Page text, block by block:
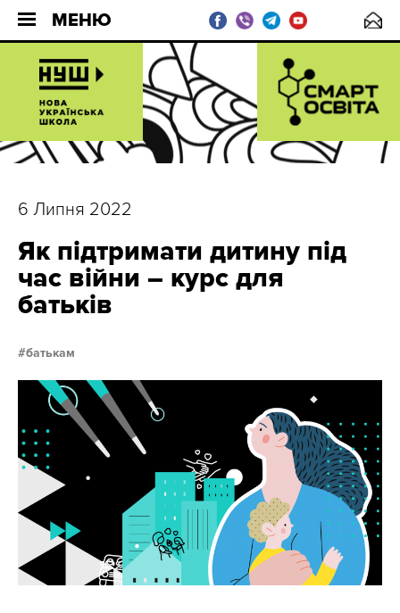
МЕНЮ
6 Липня 2022
Як підтримати дитину під
час війни – курс для
батьків
батькам